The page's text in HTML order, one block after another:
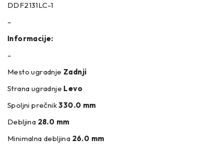
DDF2131LC-1
–
Informacije:
–
Mesto ugradnje Zadnji
Strana ugradnje Levo
Spoljni prečnik330.0 mm
Debljina 28.0 mm
Minimalna debljina 26.0 mm